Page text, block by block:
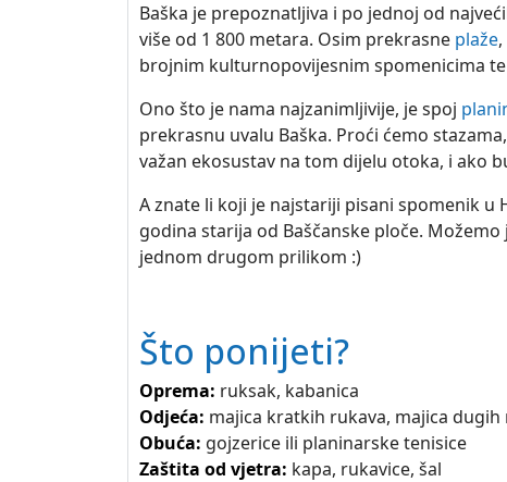
Baška je prepoznatljiva i po jednoj od
više od 1 800 metara. Osim prekrasne plaže
brojnim kulturnopovijesnim spomenicima
Ono što je nama najzanimljivije, je spoj
prekrasnu uvalu Baška. Proći ćemo
važan ekosustav na tom dijelu otoka, i ako
A znate li koji je najstariji pisani spomenik u
godina starija od Baščanske ploče.
jednom drugom prilikom :)
Što ponijeti?
Oprema: ruksak, kabanica
Odjeća: majica kratkih rukava, majica
Obuća: gojzerice ili planinarske tenisice
Zaštita od vjetra: kapa, rukavice, šal